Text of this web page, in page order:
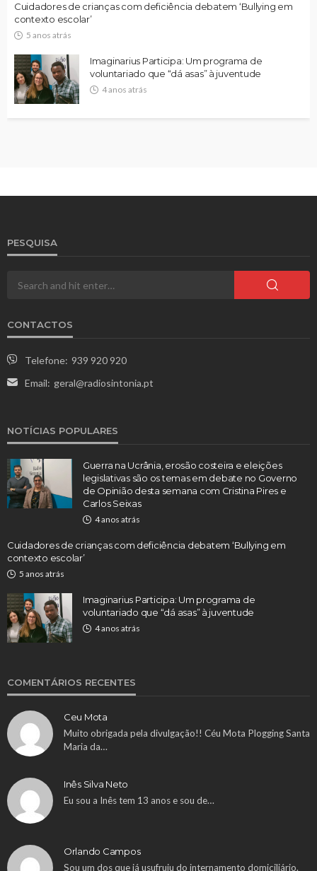
Cuidadores de crianças com deficiência debatem ‘Bullying em
contexto escolar’
5 anos atrás
Imaginarius Participa: Um programa de
voluntariado que “dá asas” à juventude
4 anos atrás
PESQUISA
CONTACTOS
Telefone: 939 920 920
Email: geral@radiosintonia.pt
NOTÍCIAS POPULARES
Guerra na Ucrânia, erosão costeira e eleições
legislativas são os temas em debate no Governo
de Opinião desta semana com Cristina Pires e
Carlos Seixas
4 anos atrás
Cuidadores de crianças com deficiência debatem ‘Bullying em
contexto escolar’
5 anos atrás
Imaginarius Participa: Um programa de
voluntariado que “dá asas” à juventude
4 anos atrás
COMENTÁRIOS RECENTES
Ceu Mota
Muito obrigada pela divulgação!! Céu Mota Plogging Santa
Maria da…
Inês Silva Neto
Eu sou a Inês tem 13 anos e sou de…
Orlando Campos
Sou um dos que já usufruiu do internamento domiciliário.